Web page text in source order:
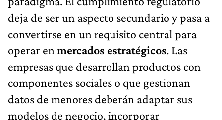
deja de ser un aspecto secundario y pasa a
convertirse en un requisito central para
operar en mercados estratégicos. Las
empresas que desarrollan productos con
componentes sociales o que gestionan
datos de menores deberán adaptar sus
modelos de negocio, incorporar